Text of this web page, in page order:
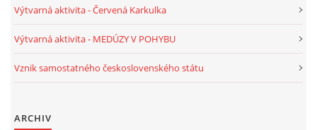
MOTIVAČNÍ CITÁTY PRO UČITELE
POZITIVNÍ AFIRMACE PRO DĚTI
Výtvarná aktivita - Červená Karkulka
Výtvarná aktivita - MEDÚZY V POHYBU
Vznik samostatného československého státu
ARCHIV